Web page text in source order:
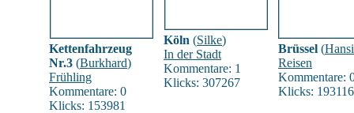
Kettenfahrzeug
Nr.3 (Burkhard)
Frühling
Kommentare: 0
Klicks: 153981
Köln (Silke)
In der Stadt
Kommentare: 1
Klicks: 307267
Brüssel (
Reisen
Kommentare:
Klicks: 193116